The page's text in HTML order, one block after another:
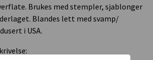
Brukes med stempler, sjablonger
Blandes lett med svamp/
i USA.